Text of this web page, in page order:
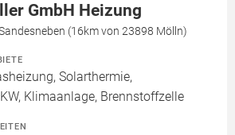
GmbH Heizung
(16km von 23898 Mölln)
Solarthermie,
Klimaanlage, Brennstoffzelle